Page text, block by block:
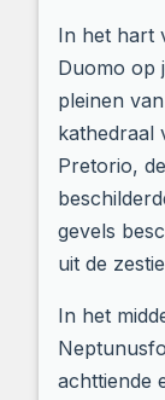
In het hart
Duomo op
pleinen
kathedraal
Pretorio,
gevels
uit de
In het
achttiende